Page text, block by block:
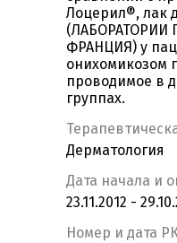
Лоцерил®, лак
(ЛАБОРАТОРИИ
ФРАНЦИЯ) у
онихомикозом
проводимое в
группах.
Дерматология
Дата начала и
23.11.2012 -
Номер и дата